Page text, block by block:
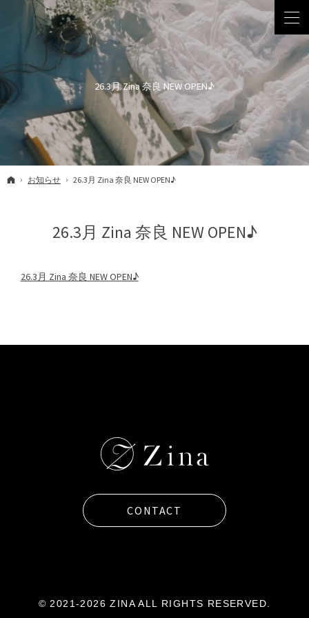
26.3月 Zina 奈良 NEW OPEN♪
ホーム
お知らせ 26.3月 Zina 奈良 NEW OPEN♪
26.3月 Zina 奈良 NEW OPEN♪
26.3月 Zina 奈良 NEW OPEN♪
© 2021-2026 ZINA ALL RIGHTS RESERVED.
CONTACT